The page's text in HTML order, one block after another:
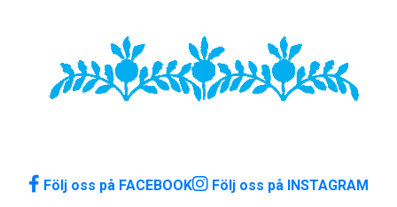
Följ oss på FACEBOOK Följ oss på INSTAGRAM